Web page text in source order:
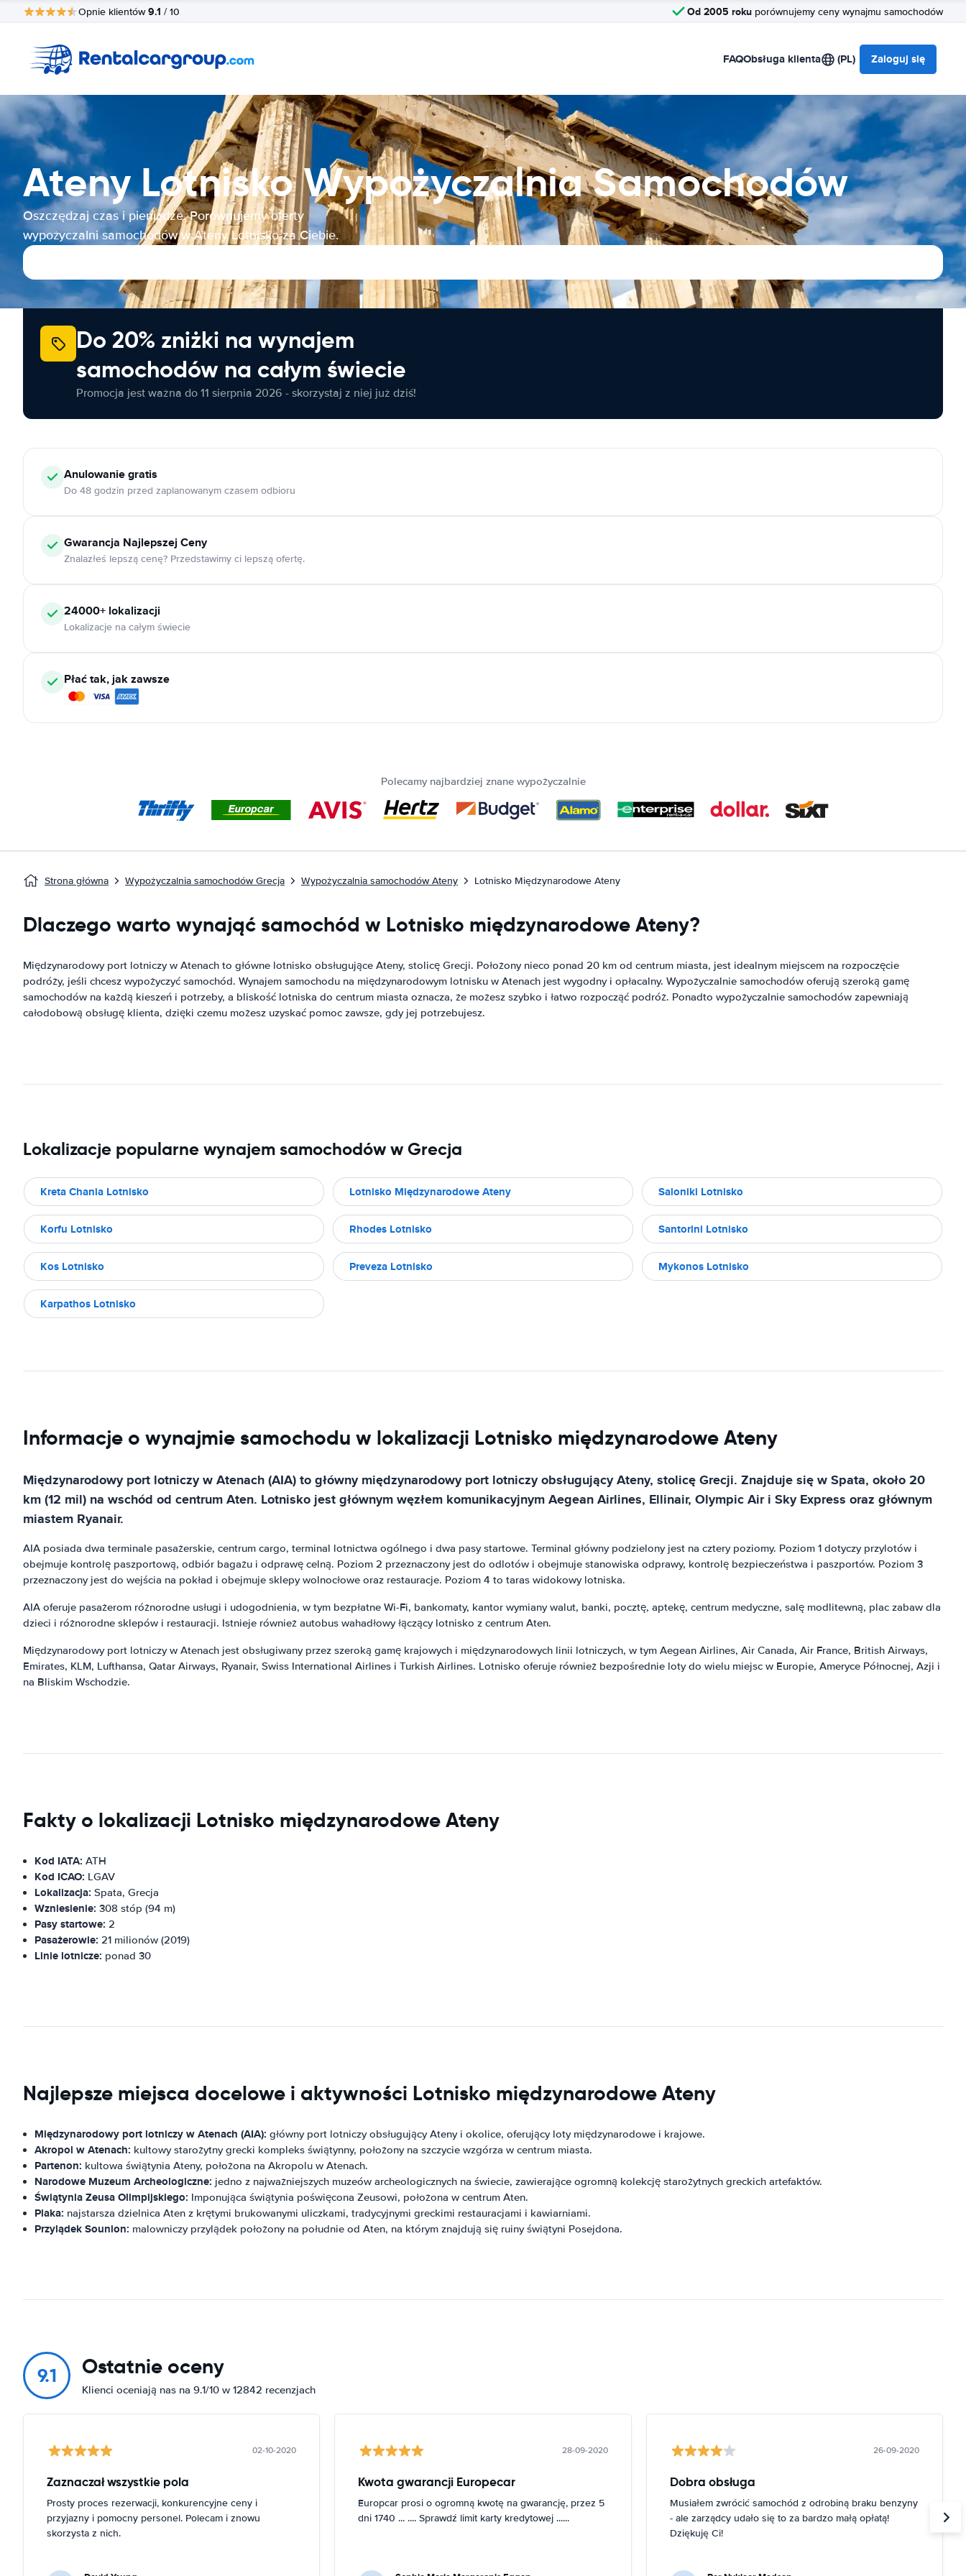
Opnie klientów9.1 / 10 Od 2005 roku porównujemy ceny wynajmu samochodów
FAQObsługa klienta (PL) Zaloguj się
Ateny Lotnisko Wypożyczalnia Samochodów
Oszczędzaj czas i pieniądze. Porównujemy oferty
wypożyczalni samochodów w Ateny Lotnisko za Ciebie.
Do 20% zniżki na wynajem
samochodów na całym świecie
Promocja jest ważna do 11 sierpnia 2026 - skorzystaj z niej już dziś!
Anulowaniegratis
Do 48 godzin przed zaplanowanym czasem odbioru
Gwarancja Najlepszej Ceny
Znalazłeś lepszą cenę? Przedstawimy ci lepszą ofertę.
24000+ lokalizacji
Lokalizacje na całym świecie
Płać tak, jak zawsze
Polecamy najbardziej znane wypożyczalnie
Strona główna Wypożyczalnia samochodów Grecja Wypożyczalnia samochodów Ateny Lotnisko Międzynarodowe Ateny
Dlaczego warto wynająć samochód w Lotnisko międzynarodowe Ateny?
Międzynarodowy port lotniczy w Atenach to główne lotnisko obsługujące Ateny, stolicę Grecji. Położony nieco ponad 20 km od centrum miasta, jest idealnym miejscem na rozpoczęcie
podróży, jeśli chcesz wypożyczyć samochód. Wynajem samochodu na międzynarodowym lotnisku w Atenach jest wygodny i opłacalny. Wypożyczalnie samochodów oferują szeroką gamę
samochodów na każdą kieszeń i potrzeby, a bliskość lotniska do centrum miasta oznacza, że ​​możesz szybko i łatwo rozpocząć podróż. Ponadto wypożyczalnie samochodów zapewniają
całodobową obsługę klienta, dzięki czemu możesz uzyskać pomoc zawsze, gdy jej potrzebujesz.
Lokalizacje popularne wynajem samochodów w Grecja
Kreta Chania Lotnisko Lotnisko Międzynarodowe Ateny Saloniki Lotnisko
Korfu Lotnisko Rhodes Lotnisko Santorini Lotnisko
Kos Lotnisko Preveza Lotnisko Mykonos Lotnisko
Karpathos Lotnisko
Informacje o wynajmie samochodu w lokalizacji Lotnisko międzynarodowe Ateny
Międzynarodowy port lotniczy w Atenach (AIA) to główny międzynarodowy port lotniczy obsługujący Ateny, stolicę Grecji. Znajduje się w Spata, około 20
km (12 mil) na wschód od centrum Aten. Lotnisko jest głównym węzłem komunikacyjnym Aegean Airlines, Ellinair, Olympic Air i Sky Express oraz głównym
miastem Ryanair.
AIA posiada dwa terminale pasażerskie, centrum cargo, terminal lotnictwa ogólnego i dwa pasy startowe. Terminal główny podzielony jest na cztery poziomy. Poziom 1 dotyczy przylotów i
obejmuje kontrolę paszportową, odbiór bagażu i odprawę celną. Poziom 2 przeznaczony jest do odlotów i obejmuje stanowiska odprawy, kontrolę bezpieczeństwa i paszportów. Poziom 3
przeznaczony jest do wejścia na pokład i obejmuje sklepy wolnocłowe oraz restauracje. Poziom 4 to taras widokowy lotniska.
AIA oferuje pasażerom różnorodne usługi i udogodnienia, w tym bezpłatne Wi-Fi, bankomaty, kantor wymiany walut, banki, pocztę, aptekę, centrum medyczne, salę modlitewną, plac zabaw dla
dzieci i różnorodne sklepów i restauracji. Istnieje również autobus wahadłowy łączący lotnisko z centrum Aten.
Międzynarodowy port lotniczy w Atenach jest obsługiwany przez szeroką gamę krajowych i międzynarodowych linii lotniczych, w tym Aegean Airlines, Air Canada, Air France, British Airways,
Emirates, KLM, Lufthansa, Qatar Airways, Ryanair, Swiss International Airlines i Turkish Airlines. Lotnisko oferuje również bezpośrednie loty do wielu miejsc w Europie, Ameryce Północnej, Azji i
na Bliskim Wschodzie.
Fakty o lokalizacji Lotnisko międzynarodowe Ateny
Kod IATA: ATH
Kod ICAO: LGAV
Lokalizacja: Spata, Grecja
Wzniesienie: 308 stóp (94 m)
Pasy startowe: 2
Pasażerowie: 21 milionów (2019)
Linie lotnicze: ponad 30
Najlepsze miejsca docelowe i aktywności Lotnisko międzynarodowe Ateny
Międzynarodowy port lotniczy w Atenach (AIA): główny port lotniczy obsługujący Ateny i okolice, oferujący loty międzynarodowe i krajowe.
Akropol w Atenach: kultowy starożytny grecki kompleks świątynny, położony na szczycie wzgórza w centrum miasta.
Partenon: kultowa świątynia Ateny, położona na Akropolu w Atenach.
Narodowe Muzeum Archeologiczne: jedno z najważniejszych muzeów archeologicznych na świecie, zawierające ogromną kolekcję starożytnych greckich artefaktów.
Świątynia Zeusa Olimpijskiego: Imponująca świątynia poświęcona Zeusowi, położona w centrum Aten.
Plaka: najstarsza dzielnica Aten z krętymi brukowanymi uliczkami, tradycyjnymi greckimi restauracjami i kawiarniami.
Przylądek Sounion: malowniczy przylądek położony na południe od Aten, na którym znajdują się ruiny świątyni Posejdona.
9.1 Ostatnie oceny
Klienci oceniają nas na 9.1/10 w 12842 recenzjach
02-10-2020
Zaznaczał wszystkie pola
Prosty proces rezerwacji, konkurencyjne ceny i
przyjazny i pomocny personel. Polecam i znowu
skorzysta z nich.
28-09-2020
Kwota gwarancji Europecar
Europcar prosi o ogromną kwotę na gwarancję, przez 5
dni 1740 ... .... Sprawdź limit karty kredytowej ......
26-09-2020
Dobra obsługa
Musiałem zwrócić samochód z odrobiną braku benzyny
- ale zarządcy udało się to za bardzo małą opłatą!
Dziękuję Ci!